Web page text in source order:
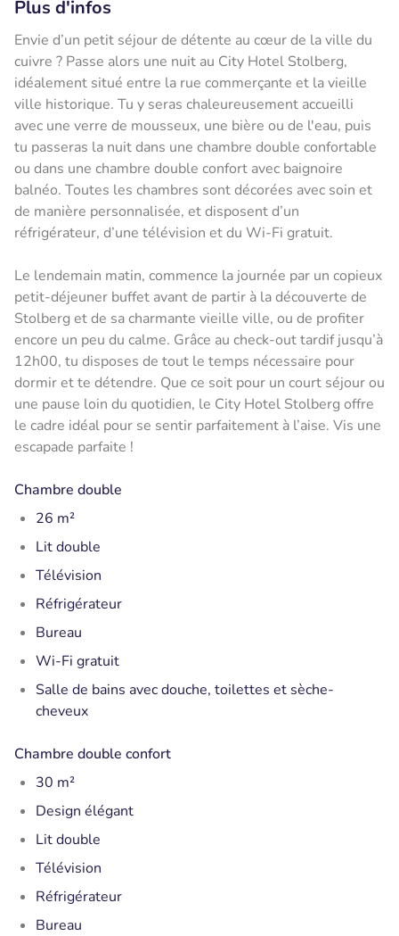
Plus d'infos
Envie d’un petit séjour de détente au cœur de la ville du
cuivre ? Passe alors une nuit au City Hotel Stolberg,
idéalement situé entre la rue commerçante et la vieille
ville historique. Tu y seras chaleureusement accueilli
avec une verre de mousseux, une bière ou de l'eau, puis
tu passeras la nuit dans une chambre double confortable
ou dans une chambre double confort avec baignoire
balnéo. Toutes les chambres sont décorées avec soin et
de manière personnalisée, et disposent d’un
réfrigérateur, d’une télévision et du Wi-Fi gratuit.
Le lendemain matin, commence la journée par un copieux
petit-déjeuner buffet avant de partir à la découverte de
Stolberg et de sa charmante vieille ville, ou de profiter
encore un peu du calme. Grâce au check-out tardif jusqu’à
12h00, tu disposes de tout le temps nécessaire pour
dormir et te détendre. Que ce soit pour un court séjour ou
une pause loin du quotidien, le City Hotel Stolberg offre
le cadre idéal pour se sentir parfaitement à l’aise. Vis une
escapade parfaite !
Chambre double
26 m²
Lit double
Télévision
Réfrigérateur
Bureau
Wi-Fi gratuit
Salle de bains avec douche, toilettes et sèche-
cheveux
Chambre double confort
30 m²
Design élégant
Lit double
Télévision
Réfrigérateur
Bureau